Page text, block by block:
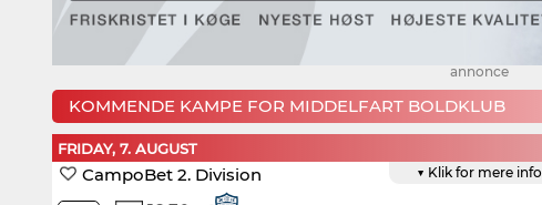
annonce
KOMMENDE KAMPE FOR MIDDELFART BOLDKLUB
FRIDAY, 7. AUGUST
▼ Klik for mere info
CampoBet 2. Division